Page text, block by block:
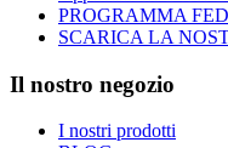
PROGRAMMA
SCARICA LA
Il nostro negozio
I nostri prodotti